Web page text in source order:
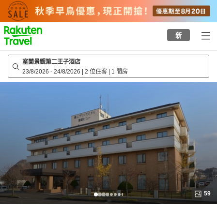
to
top
page
新
室蘭景觀第二王子酒店
23/8/2026 - 24/8/2026 | 2 位住客 | 1 間房
59